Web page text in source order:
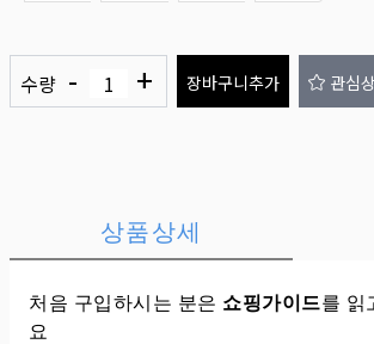
수량 - + 장바구니추가 관심
상품상세
처음 구입하시는 분은 쇼핑가이드를 읽
요